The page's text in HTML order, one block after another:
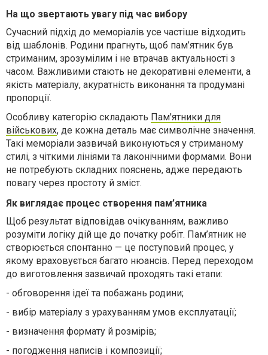
На що звертають увагу під час вибору
Сучасний підхід до меморіалів усе частіше відходить
від шаблонів. Родини прагнуть, щоб пам’ятник був
стриманим, зрозумілим і не втрачав актуальності з
часом. Важливими стають не декоративні елементи, а
якість матеріалу, акуратність виконання та продумані
пропорції.
Особливу категорію складають Пам'ятники для
військових, де кожна деталь має символічне значення.
Такі меморіали зазвичай виконуються у стриманому
стилі, з чіткими лініями та лаконічними формами. Вони
не потребують складних пояснень, адже передають
повагу через простоту й зміст.
Як виглядає процес створення пам’ятника
Щоб результат відповідав очікуванням, важливо
розуміти логіку дій ще до початку робіт. Пам’ятник не
створюється спонтанно — це поступовий процес, у
якому враховується багато нюансів. Перед переходом
до виготовлення зазвичай проходять такі етапи:
- обговорення ідеї та побажань родини;
- вибір матеріалу з урахуванням умов експлуатації;
- визначення формату й розмірів;
- погодження написів і композиції;